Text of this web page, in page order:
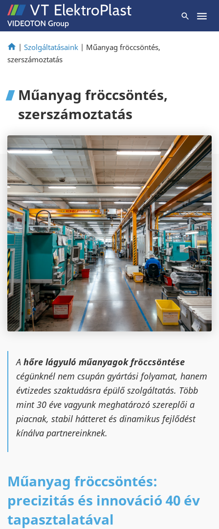
| Szolgáltatásaink | Műanyag fröccsöntés,
szerszámoztatás
Műanyag fröccsöntés,
szerszámoztatás
A hőre lágyuló műanyagok fröccsöntése
cégünknél nem csupán gyártási folyamat, hanem
évtizedes szaktudásra épülő szolgáltatás. Több
mint 30 éve vagyunk meghatározó szereplői a
piacnak, stabil hátteret és dinamikus fejlődést
kínálva partnereinknek.
Műanyag fröccsöntés:
precizitás és innováció 40 év
tapasztalatával